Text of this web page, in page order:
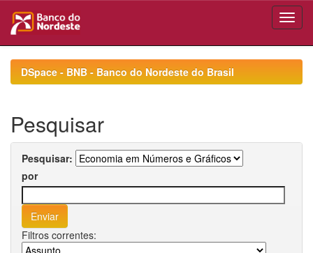
navigationDSpace - BNB - Banco do Nordeste do Brasil
Pesquisar
Pesquisar:
por
Filtros correntes: